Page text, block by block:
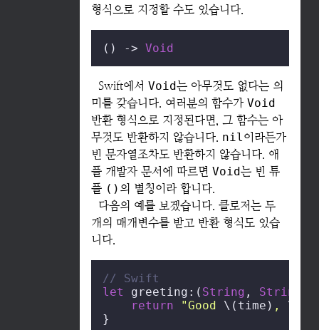
형식으로 지정할 수도 있습니다.
() -> Void
Swift에서 Void는 아무것도 없다는 의
미를 갖습니다. 여러분의 함수가 Void
반환 형식으로 지정된다면, 그 함수는 아
무것도 반환하지 않습니다. nil 이라든가
빈 문자열조차도 반환하지 않습니다. 애
플 개발자 문서에 따르면 Void는 빈 튜
플 () 의 별칭이라 합니다.
다음의 예를 보겠습니다. 클로저는 두
개의 매개변수를 받고 반환 형식도 있습
니다.
// Swift
let greeting:( String , String
return
"Good \(time) ,
}